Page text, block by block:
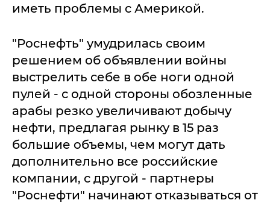
иметь проблемы с Америкой.
"Роснефть" умудрилась своим
решением об объявлении войны
выстрелить себе в обе ноги одной
пулей - с одной стороны обозленные
арабы резко увеличивают добычу
нефти, предлагая рынку в 15 раз
большие объемы, чем могут дать
дополнительно все российские
компании, с другой - партнеры
"Роснефти" начинают отказываться от